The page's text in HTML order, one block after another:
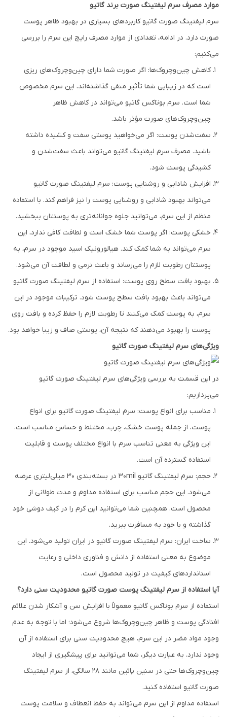
موارد مصرف سرم ليفتينگ صورت برند گاتیو
سرم ليفتينگ صورت گاتیو کاربردهای بسیاری در بهبود ظاهر پوست
صورت دارد. در ادامه، تعدادی از موارد مصرف رایج این سرم را بررسی
می‌کنیم:
کاهش چین‌وچروک‌ها: اگر صورت شما دارای چین‌وچروک‌های ریزی
است که در زیبایی شما تأثیر منفی گذاشته‌اند، این سرم مخصوص
شما است. سرم بوتاکس گاتیو می‌تواند در کاهش ظاهر
چین‌وچروک‌های صورت مؤثر باشد.
سفت‌شدن پوست: اگر می‌خواهید پوستی سفت و کشیده داشته
باشید. مصرف سرم لیفتینگ گاتیو می‌تواند باعث سفت‌شدن و
کشیدگی پوست شود.
افزایش شادابی و روشنایی پوست: سرم ليفتينگ صورت گاتیو
می‌تواند بهبود شادابی و روشنایی پوست را نیز فراهم کند. با استفاده
منظم از این سرم، می‌توانید جلوه‌ جوانانه‌تری به پوستتان ببخشید.
خشکی پوست: اگر پوست شما خشک است و لطافت کافی ندارد، این
سرم می‌تواند به شما کمک کند. هیالورونیک اسید موجود در سرم، به
پوستتان رطوبت لازم را می‌رساند و باعث نرمی و لطافت آن می‌شود.
بهبود بافت سطح روی پوست: استفاده از سرم ليفتينگ صورت گاتیو
می‌تواند باعث بهبود بافت سطح پوست شود. ترکیبات موجود در این
سرم، به پوست کمک می‌کنند تا رطوبت لازم را حفظ کرده و بافت روی
پوست را بهبود می‌دهند که نتیجه آن، پوستی صاف و زیبا خواهد بود.
ویژگی‌های سرم ليفتينگ صورت گاتیو
در این قسمت به بررسی ویژگی‌های سرم ليفتينگ صورت گاتیو
می‌پردازیم:
مناسب برای انواع پوست: سرم ليفتينگ صورت گاتیو برای انواع
پوست، از جمله پوست خشک، چرب، مختلط و حساس مناسب است.
این ویژگی به معنی تناسب سرم با انواع مختلف پوست و قابلیت
استفاده گسترده آن است.
حجم: سرم لیفتینگ گاتیو ۳۰mil در بسته‌بندی ۳۰ میلی‌لیتری عرضه
می‌شود. این حجم مناسب برای استفاده مداوم و مدت طولانی از
محصول است. همچنین شما می‌توانید این کرم را در کیف دوشی خود
گذاشته و با خود به مسافرت ببرید.
ساخت ایران: سرم ليفتينگ صورت گاتیو در ایران تولید می‌شود. این
موضوع به معنی استفاده از دانش و فناوری داخلی و رعایت
استانداردهای کیفیت در تولید محصول است.
آیا استفاده از سرم لیفتینگ پوست صورت گاتیو محدودیت سنی دارد؟
استفاده از سرم بوتاکس گاتیو معمولاً با افزایش سن و آشکار شدن علائم
افتادگی پوست و ظاهر چین‌وچروک‌ها شروع می‌شود؛ اما با توجه به عدم
وجود مواد مضر در این سرم، هیچ محدودیت سنی برای استفاده از آن
وجود ندارد. به عبارت دیگر، شما می‌توانید برای پیشگیری از ایجاد
چین‌وچروک‌ها حتی در سنین پائین مانند ۲۸ سالگی، از سرم لیفتینگ
صورت گاتیو استفاده کنید.
استفاده مداوم از این سرم‌ می‌تواند به حفظ انعطاف و سلامت پوست